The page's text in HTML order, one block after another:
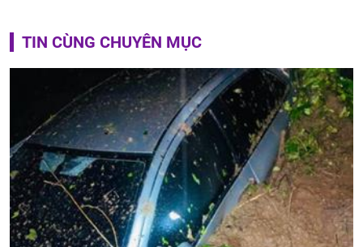
TIN CÙNG CHUYÊN MỤC